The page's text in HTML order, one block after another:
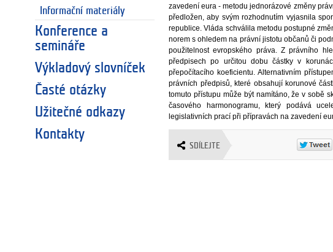
Informační materiály
Konference a
semináře
Výkladový slovníček
Časté otázky
Užitečné odkazy
Kontakty
zavedení eura - metodu jednorázové změny
předložen, aby svým rozhodnutím vyjasnila
republice. Vláda schválila metodu postupné
norem s ohledem na právní jistotu občanů či
použitelnost evropského práva. Z právního
předpisech po určitou dobu částky v
přepočítacího koeficientu. Alternativním
právních předpisů, které obsahují korunové
tomuto přístupu může být namítáno, že v sobě
časového harmonogramu, který podává
legislativních prací při přípravách na zavedení
SDÍLEJTE